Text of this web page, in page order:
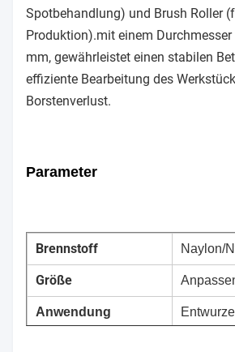
Spotbehandlung) und Brush Roller
Produktion).mit einem
mm, gewährleistet einen stabilen
effiziente Bearbeitung des
Borstenverlust.
Parameter
Brennstoff Naylon/
Größe
Anwendung